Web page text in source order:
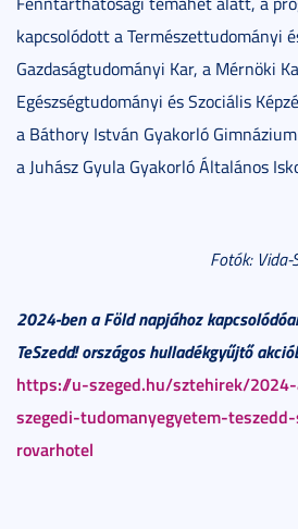
kapcsolódott a Természettudományi
Gazdaságtudományi Kar, a Mérnöki
Egészségtudományi és Szociális
a Báthory István Gyakorló
a Juhász Gyula Gyakorló Általános
Fotók: Vida-
2024-ben a Föld napjához
TeSzedd! országos hulladékgyűjtő
https://u-szeged.hu/sztehirek/
szegedi-tudomanyegyetem-
rovarhotel